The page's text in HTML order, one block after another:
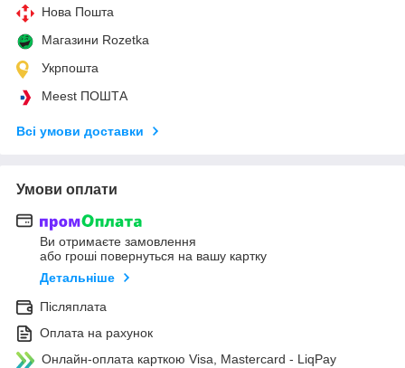
Нова Пошта
Магазини Rozetka
Укрпошта
Meest ПОШТА
Всі умови доставки
Умови оплати
Ви отримаєте замовлення
або гроші повернуться на вашу картку
Детальніше
Післяплата
Оплата на рахунок
Онлайн-оплата карткою Visa, Mastercard - LiqPay